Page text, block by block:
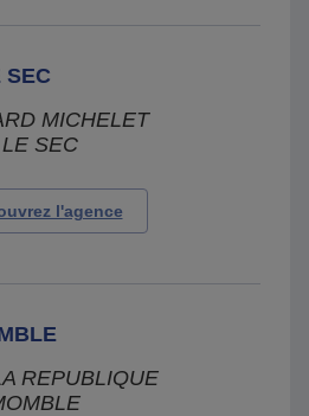
SEC
MICHELET
SEC
l'agence
REPUBLIQUE